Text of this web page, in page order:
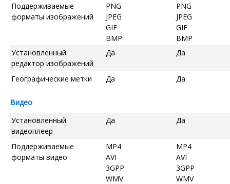
Поддерживаемые
форматы изображений
PNG
JPEG
GIF
BMP
PNG
JPEG
GIF
BMP
Установленный
редактор изображений
Да Да
Географические метки Да Да
Видео
Установленный
видеоплеер
Да Да
Поддерживаемые
форматы видео
MP4
AVI
3GPP
WMV
MP4
AVI
3GPP
WMV